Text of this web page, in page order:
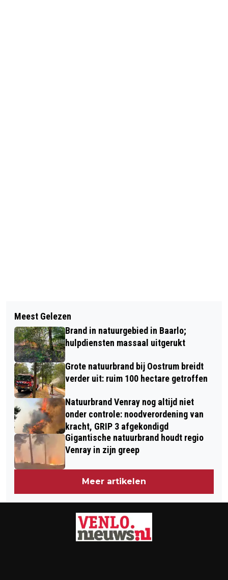
CANON EN GEMEENTE VENLO ZETTEN
STAP NAAR DUURZAME
GEBIEDSONTWIKKELING VENLO-
NOORD
WERKZAAMHEDEN BIJ DE
ROERMONDSEPOORT AFGEROND
Meest Gelezen
Brand in natuurgebied in Baarlo;
hulpdiensten massaal uitgerukt
Grote natuurbrand bij Oostrum breidt
verder uit: ruim 100 hectare getroffen
Natuurbrand Venray nog altijd niet
onder controle: noodverordening van
kracht, GRIP 3 afgekondigd
Gigantische natuurbrand houdt regio
Venray in zijn greep
Meer artikelen